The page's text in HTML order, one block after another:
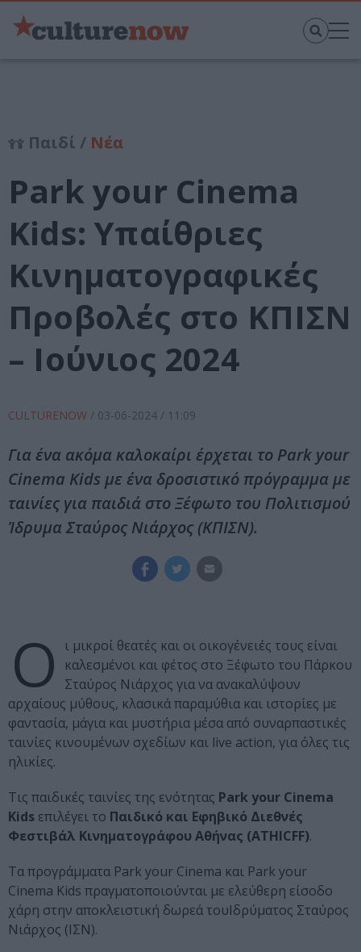
Παιδί / Νέα
Park your Cinema
Kids: Υπαίθριες
Κινηματογραφικές
Προβολές στο ΚΠΙΣΝ
– Ιούνιος 2024
CULTURENOW / 03-06-2024 / 11:09
Για ένα ακόμα καλοκαίρι έρχεται το Park your
Cinema Kids με ένα δροσιστικό πρόγραμμα με
ταινίες για παιδιά στο Ξέφωτο του Πολιτισμού
Ίδρυμα Σταύρος Νιάρχος (ΚΠΙΣΝ).
Ο
ι μικροί θεατές και οι οικογένειές τους είναι
καλεσμένοι και φέτος στο Ξέφωτο του Πάρκου
Σταύρος Νιάρχος για να ανακαλύψουν
αρχαίους μύθους, κλασικά παραμύθια και ιστορίες με
φαντασία, μάγια και μυστήρια μέσα από συναρπαστικές
ταινίες κινουμένων σχεδίων και live action, για όλες τις
ηλικίες.
Τις παιδικές ταινίες της ενότητας Park your Cinema
Kids επιλέγει το Παιδικό και Εφηβικό Διεθνές
Φεστιβάλ Κινηματογράφου Αθήνας (AΤΗICFF).
Τα προγράμματα Park your Cinema και Park your
Cinema Kids πραγματοποιούνται με ελεύθερη είσοδο
χάρη στην αποκλειστική δωρεά τουΙδρύματος Σταύρος
Νιάρχος (ΙΣΝ).